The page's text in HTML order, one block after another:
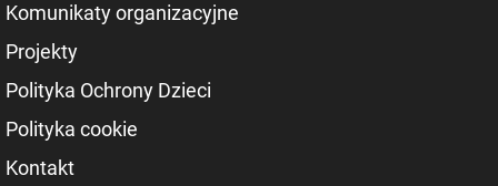
Komunikaty organizacyjne
Projekty
Polityka Ochrony Dzieci
Polityka cookie
Kontakt